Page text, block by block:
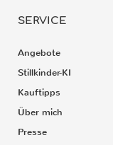
SERVICE
Angebote
Stillkinder-KI
Kauftipps
Über mich
Presse